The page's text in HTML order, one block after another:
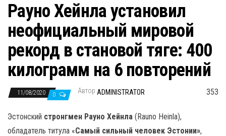
Рауно Хейнла установил
неофициальный мировой
рекорд в становой тяге: 400
килограмм на 6 повторений
11/08/2020 0 Автор ADMINISTRATOR 353
Эстонский стронгмен Рауно Хейнла (Rauno Heinla),
обладатель титула «Самый сильный человек Эстонии»,